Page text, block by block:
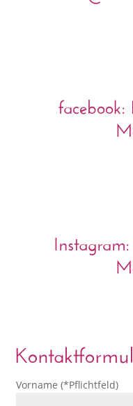
Vorname (*Pflichtfeld)